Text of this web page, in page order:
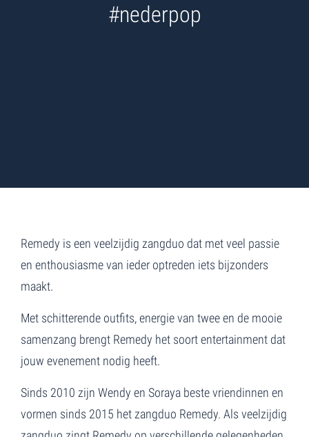
#nederpop
Remedy is een veelzijdig zangduo dat met veel passie
en enthousiasme van ieder optreden iets bijzonders
maakt.
Met schitterende outfits, energie van twee en de mooie
samenzang brengt Remedy het soort entertainment dat
jouw evenement nodig heeft.
Sinds 2010 zijn Wendy en Soraya beste vriendinnen en
vormen sinds 2015 het zangduo Remedy. Als veelzijdig